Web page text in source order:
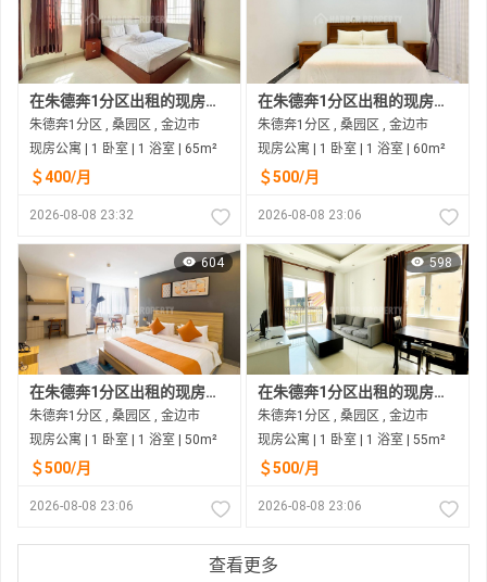
在朱德奔1分区出租的现房公寓
朱德奔1分区 , 桑园区 , 金边市
现房公寓 | 1 卧室 | 1 浴室 | 65m²
＄400/月
2026-08-08 23:32
在朱德奔1分区出租的现房公寓
朱德奔1分区 , 桑园区 , 金边市
现房公寓 | 1 卧室 | 1 浴室 | 60m²
＄500/月
2026-08-08 23:06
604
在朱德奔1分区出租的现房公寓
朱德奔1分区 , 桑园区 , 金边市
现房公寓 | 1 卧室 | 1 浴室 | 50m²
＄500/月
2026-08-08 23:06
598
在朱德奔1分区出租的现房公寓
朱德奔1分区 , 桑园区 , 金边市
现房公寓 | 1 卧室 | 1 浴室 | 55m²
＄500/月
2026-08-08 23:06
查看更多